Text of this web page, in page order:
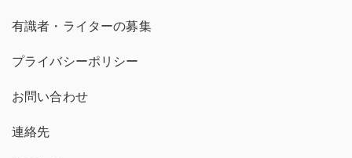
有識者・ライターの募集
プライバシーポリシー
お問い合わせ
連絡先